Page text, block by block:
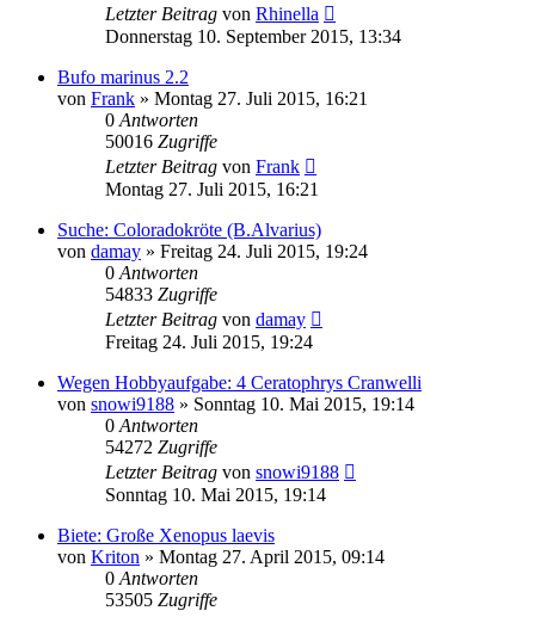
Letzter Beitrag von Rhinella
Donnerstag 10. September 2015, 13:34
Bufo marinus 2.2
von Frank » Montag 27. Juli 2015, 16:21
0 Antworten
50016 Zugriffe
Letzter Beitrag von Frank
Montag 27. Juli 2015, 16:21
Suche: Coloradokröte (B.Alvarius)
von damay » Freitag 24. Juli 2015, 19:24
0 Antworten
54833 Zugriffe
Letzter Beitrag von damay
Freitag 24. Juli 2015, 19:24
Wegen Hobbyaufgabe: 4 Ceratophrys Cranwelli
von snowi9188 » Sonntag 10. Mai 2015, 19:14
0 Antworten
54272 Zugriffe
Letzter Beitrag von snowi9188
Sonntag 10. Mai 2015, 19:14
Biete: Große Xenopus laevis
von Kriton » Montag 27. April 2015, 09:14
0 Antworten
53505 Zugriffe